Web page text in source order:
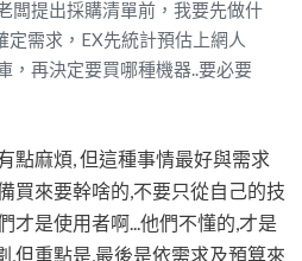
闆提出採購清單前，我要先做什
定需求，EX先統計預估上網人
，再決定要買哪種機器..要必要
點麻煩, 但這種事情最好與需求
買來要幹啥的,不要只從自己的技
才是使用者啊...他們不懂的,才是
,但重點是,最後是依需求及預算來